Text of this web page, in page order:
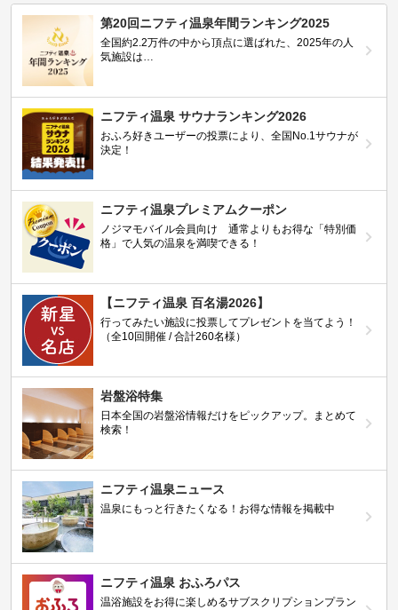
第20回ニフティ温泉年間ランキング2025
全国約2.2万件の中から頂点に選ばれた、2025年の人
気施設は…
ニフティ温泉 サウナランキング2026
おふろ好きユーザーの投票により、全国No.1サウナが
決定！
ニフティ温泉プレミアムクーポン
ノジマモバイル会員向け 通常よりもお得な「特別価
格」で人気の温泉を満喫できる！
【ニフティ温泉 百名湯2026】
行ってみたい施設に投票してプレゼントを当てよう！
（全10回開催 / 合計260名様）
岩盤浴特集
日本全国の岩盤浴情報だけをピックアップ。まとめて
検索！
ニフティ温泉ニュース
温泉にもっと行きたくなる！お得な情報を掲載中
ニフティ温泉 おふろパス
温浴施設をお得に楽しめるサブスクリプションプラン